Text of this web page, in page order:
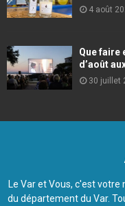
4 août
Que faire
d’août
30 juillet
Le Var et Vous, c'est
du département du Var.